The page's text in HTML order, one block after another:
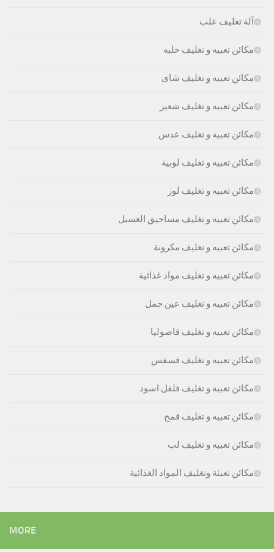
آلة تغليف علب
مكائن تعبيه و تغليف حلبه
مكائن تعبيه و تغليف شاى
مكائن تعبيه و تغليف شعير
مكائن تعبيه و تغليف عدس
مكائن تعبيه و تغليف لوبية
مكائن تعبيه و تغليف لوز
مكائن تعبيه و تغليف مساحيق الغسيل
مكائن تعبيه و تغليف مكرونة
مكائن تعبيه و تغليف مواد غذائية
مكائن تعبيه و تغليف عين جمل
مكائن تعبيه و تغليف فاصوليا
مكائن تعبيه و تغليف فسفس
مكائن تعبيه و تغليف فلفل اسود
مكائن تعبيه و تغليف قمح
مكائن تعبيه و تغليف لب
مكائن تعبئة وتغليف المواد الغذائية
MORE